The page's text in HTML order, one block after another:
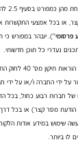
2.5 להלן (להלן יכונו יחד:
או בכל אמצעי
פרסומי"). יובהר במפורש כי
נעדרי כל תוכן חדשותי.
2.2. הלקוח מצהיר
על ידי החברה ו/או על
חברות רבוע כחול, בכל
מסר קצר) או בכל דרך
שימוש במידע אודות
לו ביותר.